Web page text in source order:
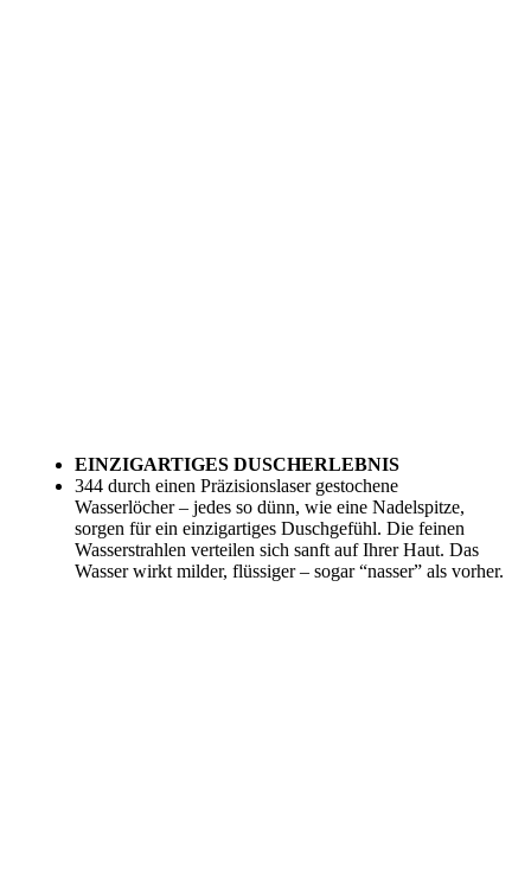
EINZIGARTIGES DUSCHERLEBNIS
344 durch einen Präzisionslaser gestochene
Wasserlöcher– jedes so dünn, wie eine Nadelspitze,
sorgen für ein einzigartiges Duschgefühl. Die feinen
Wasserstrahlen verteilen sich sanft auf Ihrer Haut. Das
Wasser wirkt milder, flüssiger – sogar “nasser” als vorher.